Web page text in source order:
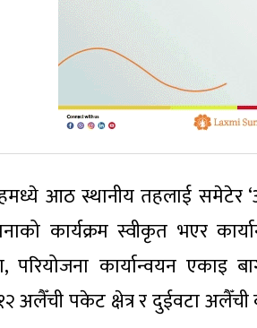
आठ स्थानीय तहलाई समेटेर
कार्यक्रम स्वीकृत भएर
कार्यान्वयन एकाइ
अलैँची पकेट क्षेत्र र दुईवटा